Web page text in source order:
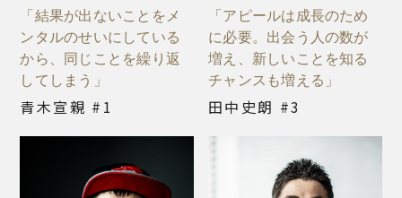
「結果が出ないことをメ
ンタルのせいにしている
から、同じことを繰り返
してしまう」
青木宣親 #1
「アピールは成長のため
に必要。出会う人の数が
増え、新しいことを知る
チャンスも増える」
田中史朗 #3